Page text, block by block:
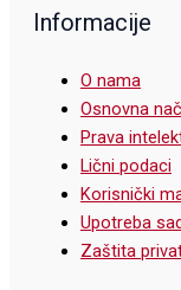
Informacije
O nama
Osnovna
Prava
Lični podaci
Korisnički
Upotreba
Zaštita